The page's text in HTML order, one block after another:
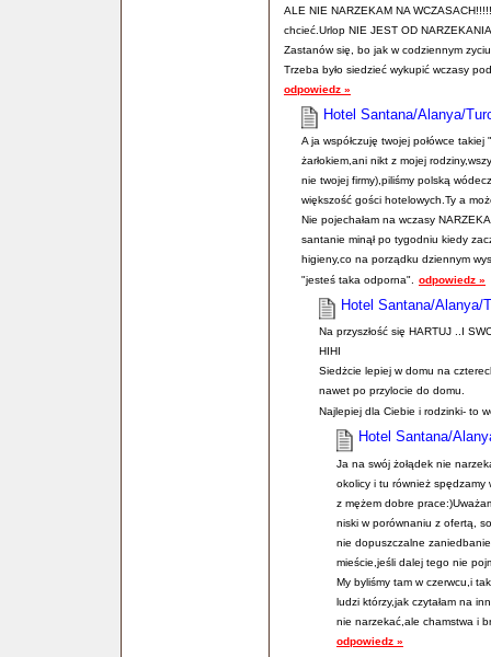
ALE NIE NARZEKAM NA
chcieć.Urlop NIE JEST OD
Zastanów się, bo jak w codziennym
Trzeba było siedzieć wykupić wczasy
odpowiedz »
Hotel Santana/Alanya/
A ja współczuję twojej połówce
żarłokiem,ani nikt z mojej
nie twojej firmy),piliśmy polską
większość gości hotelowych.Ty a
Nie pojechałam na wczasy
santanie minął po tygodniu kiedy
higieny,co na porządku dziennym
"jesteś taka odporna".
odpowiedz »
Hotel Santana/Alanya/
Na przyszłość się HARTUJ ..I
HIHI
Siedżcie lepiej w domu na
nawet po przylocie do domu.
Najlepiej dla Ciebie i rodzinki- to
Hotel Santana/
Ja na swój żołądek nie
okolicy i tu również spędzamy
z mężem dobre
niski w porównaniu z ofertą,
nie dopuszczalne
mieście,jeśli dalej tego nie
My byliśmy tam w czerwcu,i
ludzi którzy,jak czytałam na
nie narzekać,ale chamstwa i
odpowiedz »